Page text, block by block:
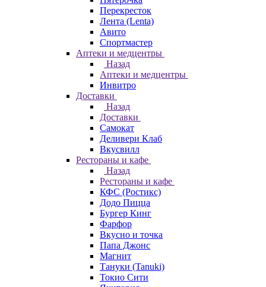
Перекресток
Лента (Lenta)
Авито
Спортмастер
Аптеки и медцентры
Назад
Аптеки и медцентры
Инвитро
Доставки
Назад
Доставки
Самокат
Деливери Клаб
Вкусвилл
Рестораны и кафе
Назад
Рестораны и кафе
КФС (Ростикс)
Додо Пицца
Бургер Кинг
Фарфор
Вкусно и точка
Папа Джонс
Магнит
Тануки (Tanuki)
Токио Сити